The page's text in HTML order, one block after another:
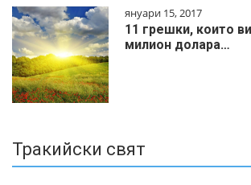
януари 15, 2017
11 грешки, които
милиoн дoлapa…
Тракийски свят